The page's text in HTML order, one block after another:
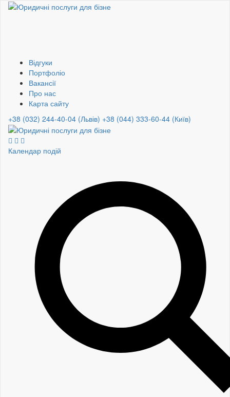
Відгуки
Портфоліо
Вакансії
Про нас
Карта сайту
+38 (032) 244-40-04 (Львів) +38 (044) 333-60-44 (Київ)
Календар подій